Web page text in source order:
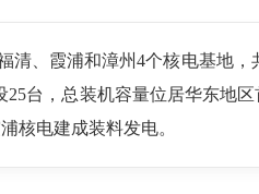
清、霞浦和漳州4个核电基地
25台，总装机容量位居华东地
核电建成装料发电。